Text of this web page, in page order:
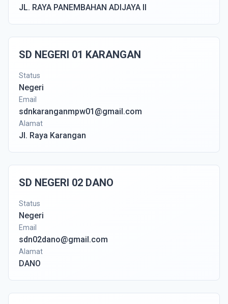
JL. RAYA PANEMBAHAN ADIJAYA II
SD NEGERI 01 KARANGAN
Status
Negeri
Email
sdnkaranganmpw01@gmail.com
Alamat
Jl. Raya Karangan
SD NEGERI 02 DANO
Status
Negeri
Email
sdn02dano@gmail.com
Alamat
DANO